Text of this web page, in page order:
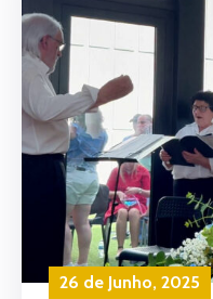
26 de Junho, 2025